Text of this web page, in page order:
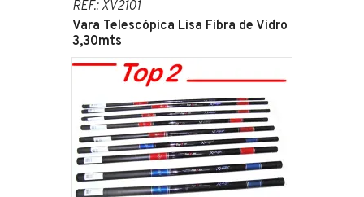
REF.: XV2101
Vara Telescópica Lisa Fibra de Vidro
3,30mts